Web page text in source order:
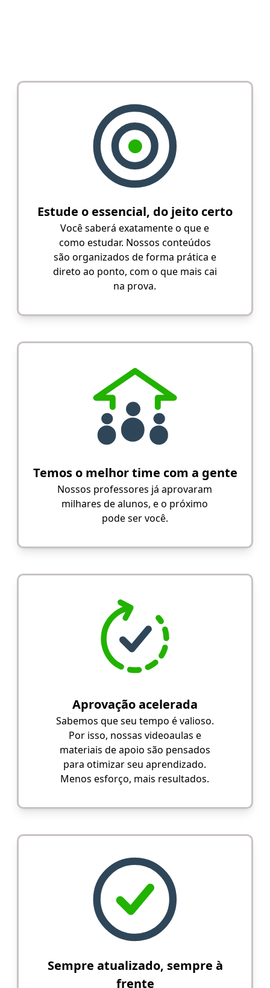
Estude o essencial, do jeito certo
Você saberá exatamente o que e
como estudar. Nossos conteúdos
são organizados de forma prática e
direto ao ponto, com o que mais cai
na prova.
Temos o melhor time com a gente
Nossos professores já aprovaram
milhares de alunos, e o próximo
pode ser você.
Aprovação acelerada
Sabemos que seu tempo é valioso.
Por isso, nossas videoaulas e
materiais de apoio são pensados
para otimizar seu aprendizado.
Menos esforço, mais resultados.
Sempre atualizado, sempre à
frente